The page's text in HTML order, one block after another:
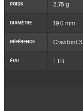
POIDS 3.78 g
DIAMÈTRE 19.0 mm
RÉFÉRENCE Crawford
ÉTAT TTB